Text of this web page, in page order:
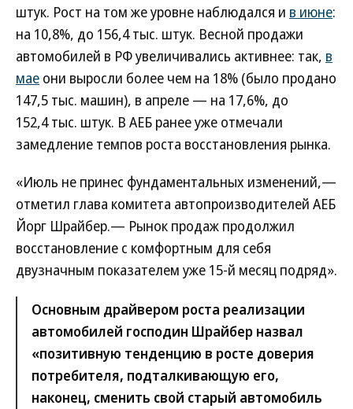
штук. Рост на том же уровне наблюдался и в июне:
на 10,8%, до 156,4 тыс. штук. Весной продажи
автомобилей в РФ увеличивались активнее: так, в
мае они выросли более чем на 18% (было продано
147,5 тыс. машин), в апреле — на 17,6%, до
152,4 тыс. штук. В АЕБ ранее уже отмечали
замедление темпов роста восстановления рынка.
«Июль не принес фундаментальных изменений,—
отметил глава комитета автопроизводителей АЕБ
Йорг Шрайбер.— Рынок продаж продолжил
восстановление с комфортным для себя
двузначным показателем уже 15-й месяц подряд».
Основным драйвером роста реализации
автомобилей господин Шрайбер назвал
«позитивную тенденцию в росте доверия
потребителя, подталкивающую его,
наконец, сменить свой старый автомобиль